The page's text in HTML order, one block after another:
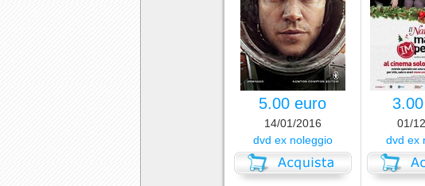
5.00 euro
14/01/2016
dvd ex noleggio
01/
dvd ex